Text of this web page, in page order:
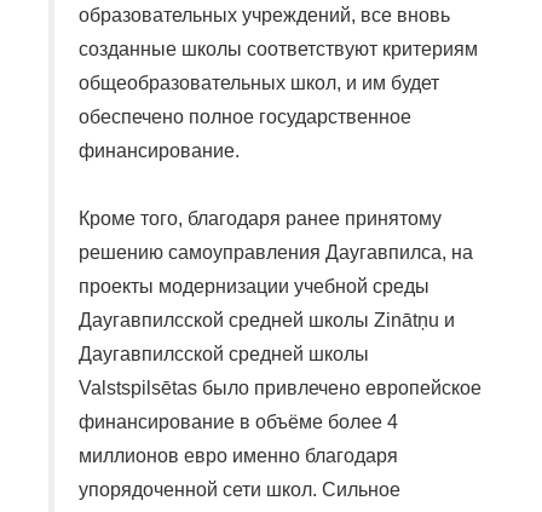
образовательных учреждений, все вновь
созданные школы соответствуют критериям
общеобразовательных школ, и им будет
обеспечено полное государственное
финансирование.
Кроме того, благодаря ранее принятому
решению самоуправления Даугавпилса, на
проекты модернизации учебной среды
Даугавпилсской средней школы Zinātņu и
Даугавпилсской средней школы
Valstspilsētas было привлечено европейское
финансирование в объёме более 4
миллионов евро именно благодаря
упорядоченной сети школ. Сильное